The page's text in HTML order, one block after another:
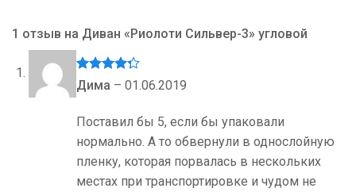
1 отзыв на Диван «Риолоти Сильвер-3» угловой
Оценка 4
из 5
Дима – 01.06.2019
Поставил бы 5, если бы упаковали
нормально. А то обвернули в однослойную
пленку, которая порвалась в нескольких
местах при транспортировке и чудом не